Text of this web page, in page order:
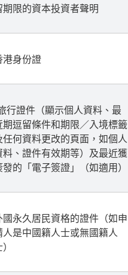
期限的資本投資者聲明
港身份證
行證件（顯示個人資料、最
期逗留條件和期限／入境標籤
任何資料更改的頁面，如個人
料、證件有效期等）及最近獲
發的「電子簽證」（如適用）
國永久居民資格的證件（如申
人是中國籍人士或無國籍人